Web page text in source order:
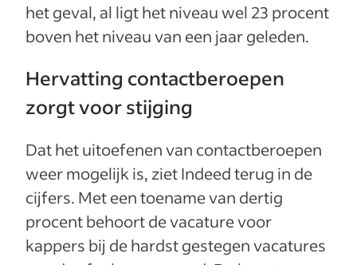
het geval, al ligt het niveau wel 23 procent
boven het niveau van een jaar geleden.
Hervatting contactberoepen
zorgt voor stijging
Dat het uitoefenen van contactberoepen
weer mogelijk is, ziet Indeed terug in de
cijfers. Met een toename van dertig
procent behoort de vacature voor
kappers bij de hardst gestegen vacatures